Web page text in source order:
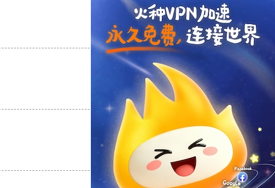
支持 [0] 反对[0]
支持[0] 反对
支持[0] 反对[0]